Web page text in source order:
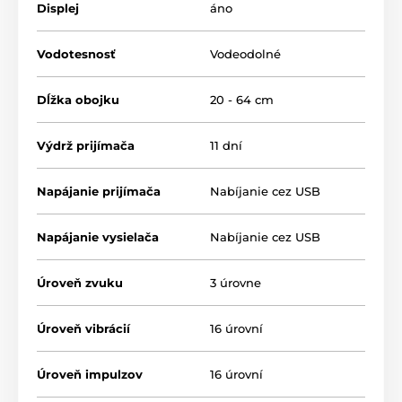
Typ korekce:
Výcvikový obojek Patpet T504
druhy korekce
. Psa usměrníte
vibracíneboelektrostatickým impulsem,
který lze regulovat. Úrovně vibrací a impulsu jsou
Displej áno
Vodotesnosť Vodeodolné
Dĺžka obojku 20 - 64 cm
Výdrž prijímača 11 dní
Napájanie prijímača Nabíjanie cez USB
Napájanie vysielača Nabíjanie cez USB
Úroveň zvuku 3 úrovne
Úroveň vibrácií 16 úrovní
Úroveň impulzov 16 úrovní